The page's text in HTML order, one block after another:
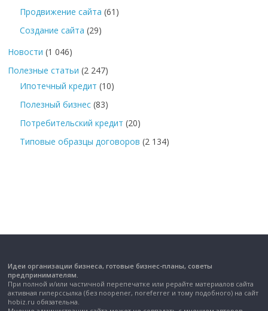
Продвижение сайта (61)
Создание сайта (29)
Новости (1 046)
Полезные статьи (2 247)
Ипотечный кредит (10)
Полезный бизнес (83)
Потребительский кредит (20)
Типовые образцы договоров (2 134)
Идеи организации бизнеса, готовые бизнес-планы, советы
предпринимателям.
При полной и/или частичной перепечатке или рерайте материалов сайта
активная гиперссылка (без noopener, noreferrer и тому подобного) на сайт
hobiz.ru обязательна.